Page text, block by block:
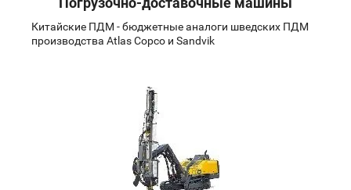
Китайские ПДМ - бюджетные аналоги шведских ПДМ
производства Atlas Copco и Sandvik